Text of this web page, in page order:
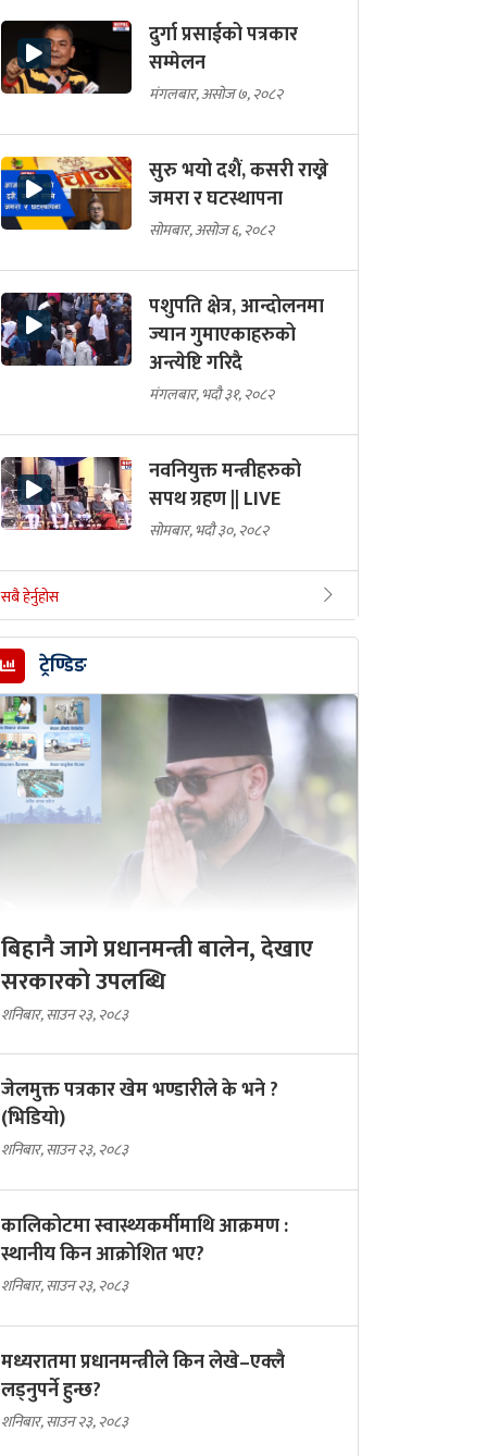
दुर्गा प्रसाईको पत्रकार
सम्मेलन
मंगलबार, असोज ७, २०८२
सुरु भयो दशैं, कसरी राख्ने
जमरा र घटस्थापना
सोमबार, असोज ६, २०८२
पशुपति क्षेत्र, आन्दोलनमा
ज्यान गुमाएकाहरुको
अन्त्येष्टि गरिदै
मंगलबार, भदौ ३१, २०८२
नवनियुक्त मन्त्रीहरुको
सपथ ग्रहण || LIVE
सोमबार, भदौ ३०, २०८२
सबै हेर्नुहोस
ट्रेण्डिङ
बिहानै जागे प्रधानमन्त्री बालेन, देखाए
सरकारकाे उपलब्धि
शनिबार, साउन २३, २०८३
जेलमुक्त पत्रकार खेम भण्डारीले के भने ?
(भिडियो)
शनिबार, साउन २३, २०८३
कालिकोटमा स्वास्थ्यकर्मीमाथि आक्रमण :
स्थानीय किन आक्रोशित भए?
शनिबार, साउन २३, २०८३
मध्यरातमा प्रधानमन्त्रीले किन लेखे–एक्लै
लड्नुपर्ने हुन्छ?
शनिबार, साउन २३, २०८३